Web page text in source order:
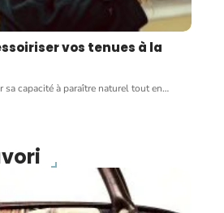
vos tenues à la
sa capacité à paraître naturel tout en…